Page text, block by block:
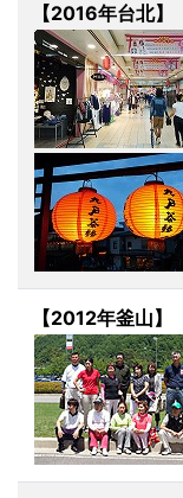
【2016年台北】
【2012年釜山】